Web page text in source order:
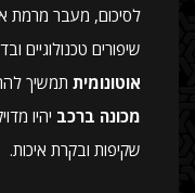
לסיכום, מעבר מרמת
שיפורים טכנולוגיים
אוטונומית תמשיך
מכונה ברכב יהיו
שקיפות ובקרת איכות.